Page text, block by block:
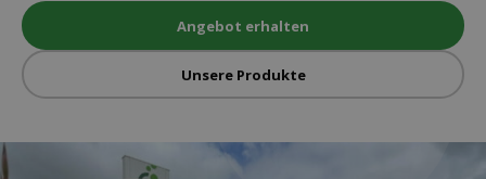
Angebot erhalten
Unsere Produkte